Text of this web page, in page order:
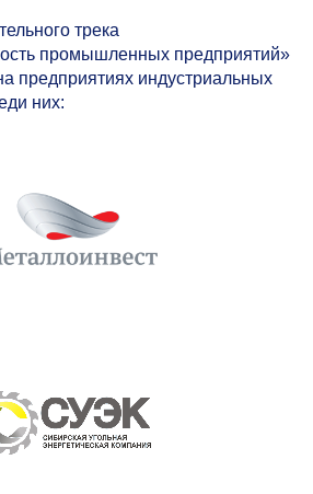
трека
промышленных предприятий»
предприятиях индустриальных
них: